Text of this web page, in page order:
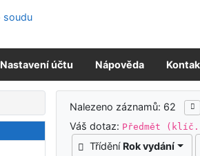
Nastavení účtu Nápověda
Výsledky
Nalezeno záznamů: 62
Váš dotaz: Předmět
Třídění Rok vydání